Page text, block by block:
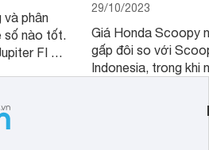
và phân
số nào tốt.
FI và
29/10/2023
Giá Honda Scoopy
gấp đôi so với
Indonesia, trong khi
chênh lệch giá lớn
sánh Honda